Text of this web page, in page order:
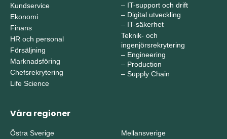
Kundservice
Ekonomi
Finans
HR och personal
Försäljning
Marknadsföring
Chefsrekrytering
Life Science
– IT-support och drift
– Digital utveckling
– IT-säkerhet
Teknik- och
ingenjörsrekrytering
– Engineering
– Production
– Supply Chain
Våra regioner
Östra Sverige
Mellansverige